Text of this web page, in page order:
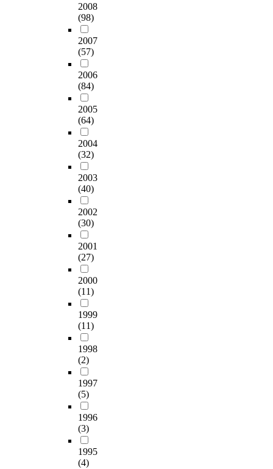
2008
(98)
2007
(57)
2006
(84)
2005
(64)
2004
(32)
2003
(40)
2002
(30)
2001
(27)
2000
(11)
1999
(11)
1998
(2)
1997
(5)
1996
(3)
1995
(4)